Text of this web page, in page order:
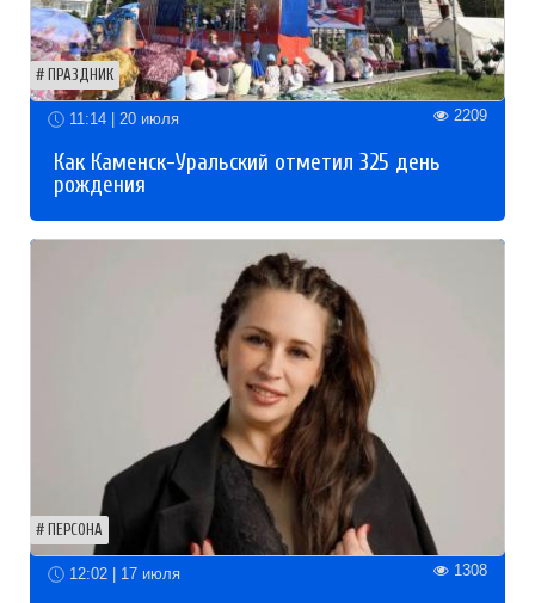
ПРАЗДНИК
11:14 | 20 июля 2209
Как Каменск-Уральский отметил 325 день
рождения
ПЕРСОНА
12:02 | 17 июля 1308